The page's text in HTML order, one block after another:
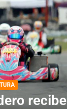
para la